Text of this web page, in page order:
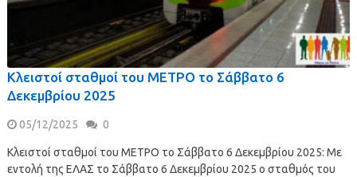
Κλειστοί σταθμοί του ΜΕΤΡΟ το Σάββατο 6
Δεκεμβρίου 2025
05/12/2025 0
Κλειστοί σταθμοί του ΜΕΤΡΟ το Σάββατο 6 Δεκεμβρίου 2025: Με
εντολή της ΕΛΑΣ το Σάββατο 6 Δεκεμβρίου 2025 ο σταθμός του